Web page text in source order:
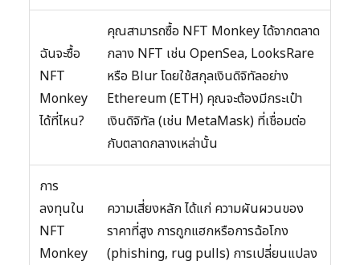
ฉันจะซื้อ
NFT
Monkey
ได้ที่ไหน?
คุณสามารถซื้อ NFT Monkey ได้จากตลาด
กลาง NFT เช่น OpenSea, LooksRare
หรือ Blur โดยใช้สกุลเงินดิจิทัลอย่าง
Ethereum (ETH) คุณจะต้องมีกระเป๋า
เงินดิจิทัล (เช่น MetaMask) ที่เชื่อมต่อ
กับตลาดกลางเหล่านั้น
การ
ลงทุนใน
NFT
Monkey
ความเสี่ยงหลัก ได้แก่ ความผันผวนของ
ราคาที่สูง การถูกแฮกหรือการฉ้อโกง
(phishing, rug pulls) การเปลี่ยนแปลง